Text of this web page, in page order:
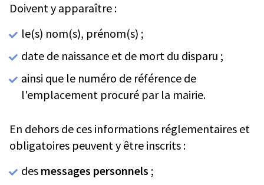
Doivent y apparaître :
le(s) nom(s), prénom(s) ;
date de naissance et de mort du disparu ;
ainsi que le numéro de référence de
l'emplacement procuré par la mairie.
En dehors de ces informations réglementaires et
obligatoires peuvent y être inscrits :
des messages personnels ;